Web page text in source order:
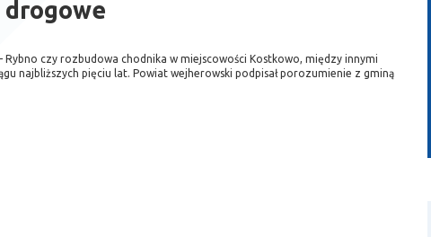
drogowe
czy rozbudowa chodnika w miejscowości Kostkowo, między innymi
najbliższych pięciu lat. Powiat wejherowski podpisał porozumienie z gminą